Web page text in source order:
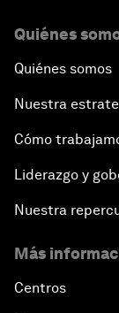
Quiénes
Quiénes somos
Nuestra
Cómo
Liderazgo y
Nuestra
Más
Centros